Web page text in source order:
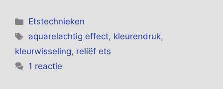
Categorieën
Etstechnieken
Tags
aquarelachtig effect, kleurendruk,
kleurwisseling, reliëf ets
1 reactie